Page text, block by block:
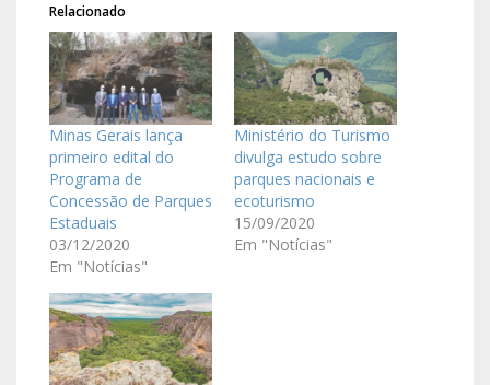
Relacionado
Minas Gerais lança
primeiro edital do
Programa de
Concessão de Parques
Estaduais
03/12/2020
Em "Notícias"
Ministério do Turismo
divulga estudo sobre
parques nacionais e
ecoturismo
15/09/2020
Em "Notícias"